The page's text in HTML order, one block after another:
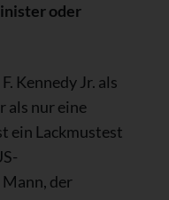
oder
Kennedy Jr. als
als nur eine
ein Lackmustest
der